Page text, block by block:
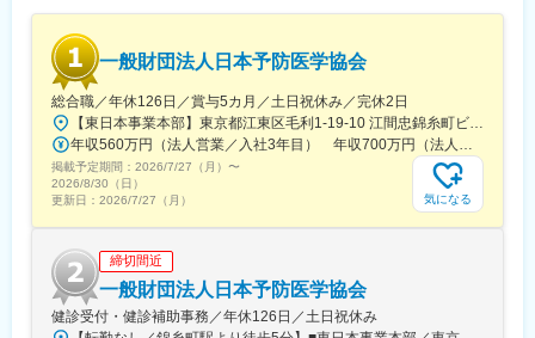
誇っており、長期就業が可能な環境・福利厚生が整っています。
変更の範囲：会社の定める業務
ができ、メーカーと同じレベルの業界知識とマーケット感をアッ
プデートできる環境です。
■働き方：
◎完全在宅勤務のため、拠点（東京・大阪）の近くにお住まいで
なくてもご就業いただけます。
◎お昼休みの時間帯も自由なので、例えばお子様がおられる方の
場合、お子様の通院やご都合に合わせて業務時間を調整できま
量の大きい働き方ができます）
※現在、関東関西のほか、九州、中部、東北、海外在住の方もいま
す。
・会議や打ち合わせで必要な時は大阪・東京等へ出張（宿泊も伴
一般財団法人日本予防医学協会
総合職／年休126日／賞与5カ月／土日祝休み／完休2日
掲載予定期間： 2026/7/27（月） 〜
2026/8/30（日）
更新日： 2026/7/27（月） 気になる
締切間近
一般財団法人日本予防医学協会
健診受付・健診補助事務／年休126日／土日祝休み